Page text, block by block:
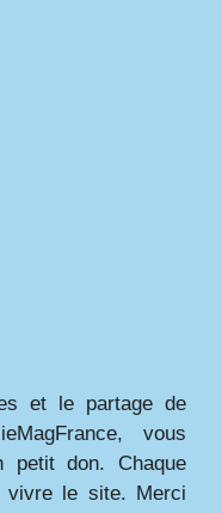
et le partage de
vous
petit don. Chaque
vivre le site. Merci